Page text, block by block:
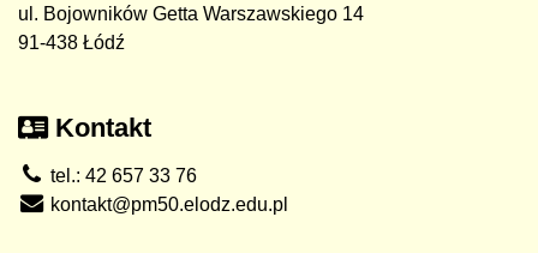
ul. Bojowników Getta Warszawskiego 14
91-438 Łódź
Kontakt
tel.: 42 657 33 76
kontakt@pm50.elodz.edu.pl